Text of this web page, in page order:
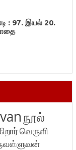
: 97. இயல் 20.
நூல்
வெருளி